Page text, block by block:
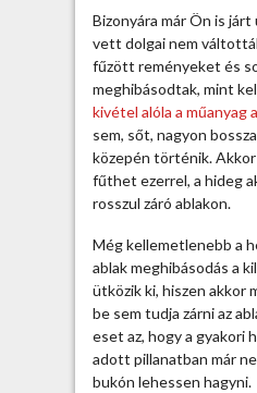
g
y
a
k
o
r
i
b
b
m
a
Bizonyára már Ön is járt
vett dolgai nem
fűzött reményeket és
meghibásodtak, mint
kivétel alóla a műanyag
sem, sőt, nagyon
közepén történik.
fűthet ezerrel, a hideg
rosszul záró ablakon.
Még kellemetlenebb a
ablak meghibásodás a
ütközik ki, hiszen akkor
be sem tudja zárni az
eset az, hogy a gyakori
adott pillanatban már
bukón lehessen hagyni.